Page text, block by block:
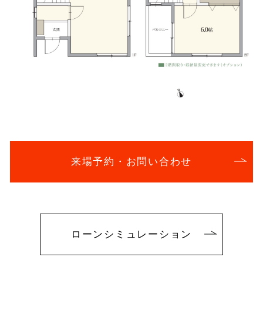
来場予約・お問い合わせ
ローンシミュレーション